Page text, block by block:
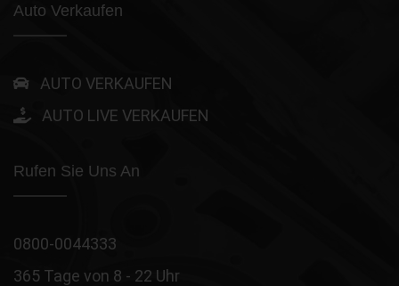
Auto Verkaufen
AUTO VERKAUFEN
AUTO LIVE VERKAUFEN
Rufen Sie Uns An
0800-0044333
365 Tage von 8 - 22 Uhr